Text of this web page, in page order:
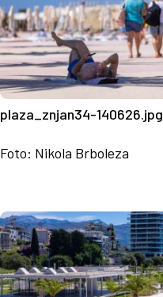
plaza_znjan34-140626.jpg
Foto: Nikola Brboleza